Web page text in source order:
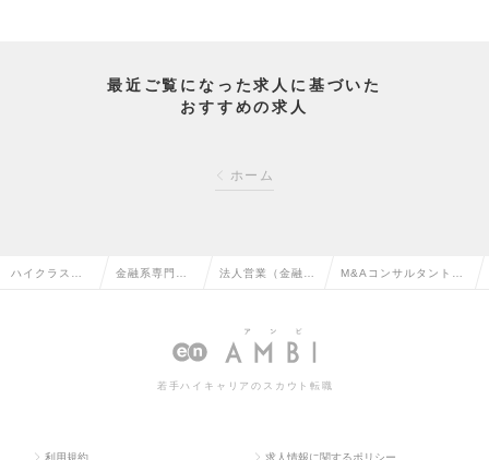
最近ご覧になった求人に基づいた
おすすめの求人
ホーム
ハイクラス求 金融系専門職 法人営業（金融） M&Aコンサルタントの
若手ハイキャリアのスカウト転職
利用規約 求人情報に関するポリシー